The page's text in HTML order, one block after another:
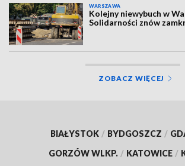
WARSZAWA
Kolejny niewybuch w
Solidarności znów
ZOBACZ WIĘCEJ
BIAŁYSTOK / BYDGOSZCZ /
GORZÓW WLKP. / KATOWICE /